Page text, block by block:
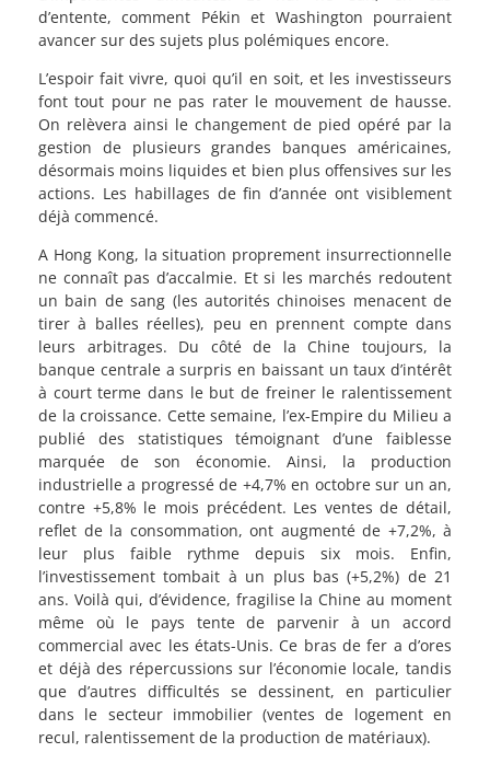
d’entente, comment Pékin et Washington pourraient
avancer sur des sujets plus polémiques encore.
L’espoir fait vivre, quoi qu’il en soit, et les investisseurs
font tout pour ne pas rater le mouvement de hausse.
On relèvera ainsi le changement de pied opéré par la
gestion de plusieurs grandes banques américaines,
désormais moins liquides et bien plus offensives sur les
actions. Les habillages de fin d’année ont visiblement
déjà commencé.
A Hong Kong, la situation proprement insurrectionnelle
ne connaît pas d’accalmie. Et si les marchés redoutent
un bain de sang (les autorités chinoises menacent de
tirer à balles réelles), peu en prennent compte dans
leurs arbitrages. Du côté de la Chine toujours, la
banque centrale a surpris en baissant un taux d’intérêt
à court terme dans le but de freiner le ralentissement
de la croissance. Cette semaine, l’ex-Empire du Milieu a
publié des statistiques témoignant d’une faiblesse
marquée de son économie. Ainsi, la production
industrielle a progressé de +4,7% en octobre sur un an,
contre +5,8% le mois précédent. Les ventes de détail,
reflet de la consommation, ont augmenté de +7,2%, à
leur plus faible rythme depuis six mois. Enfin,
l’investissement tombait à un plus bas (+5,2%) de 21
ans. Voilà qui, d’évidence, fragilise la Chine au moment
même où le pays tente de parvenir à un accord
commercial avec les états-Unis. Ce bras de fer a d’ores
et déjà des répercussions sur l’économie locale, tandis
que d’autres difficultés se dessinent, en particulier
dans le secteur immobilier (ventes de logement en
recul, ralentissement de la production de matériaux).